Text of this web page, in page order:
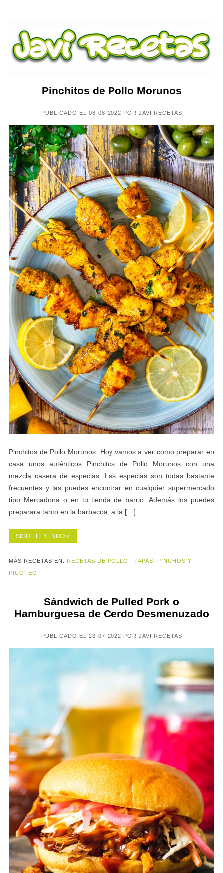
Pinchitos de Pollo Morunos
PUBLICADO EL 08-08-2022 POR JAVI RECETAS
Pinchitos de Pollo Morunos. Hoy vamos a ver como preparar en
casa unos auténticos Pinchitos de Pollo Morunos con una
mezcla casera de especias. Las especias son todas bastante
frecuentes y las puedes encontrar en cualquier supermercado
tipo Mercadona o en tu tienda de barrio. Además los puedes
preparara tanto en la barbacoa, a la […]
SIGUE LEYENDO »
MÁS RECETAS EN: RECETAS DE POLLO
TAPAS, PINCHOS Y
PICOTEO
Sándwich de Pulled Pork o
Hamburguesa de Cerdo Desmenuzado
PUBLICADO EL 23-07-2022 POR JAVI RECETAS